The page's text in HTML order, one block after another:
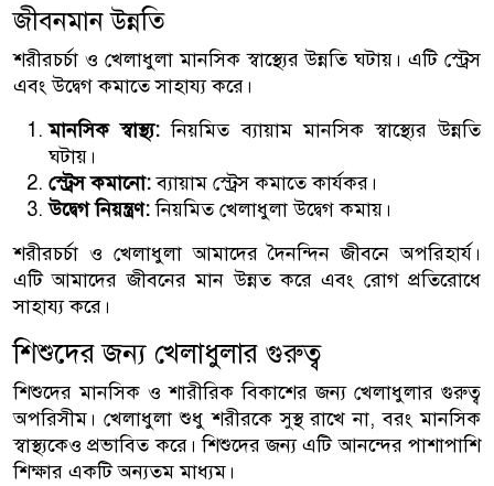
জীবনমান উন্নতি
শরীরচর্চা ও খেলাধুলা মানসিক স্বাস্থ্যের উন্নতি ঘটায়। এটি স্ট্রেস
এবং উদ্বেগ কমাতে সাহায্য করে।
মানসিক স্বাস্থ্য: নিয়মিত ব্যায়াম মানসিক স্বাস্থ্যের উন্নতি
ঘটায়।
স্ট্রেস কমানো:ব্যায়াম স্ট্রেস কমাতে কার্যকর।
উদ্বেগ নিয়ন্ত্রণ:নিয়মিত খেলাধুলা উদ্বেগ কমায়।
শরীরচর্চা ও খেলাধুলা আমাদের দৈনন্দিন জীবনে অপরিহার্য।
এটি আমাদের জীবনের মান উন্নত করে এবং রোগ প্রতিরোধে
সাহায্য করে।
শিশুদের জন্য খেলাধুলার গুরুত্ব
শিশুদের মানসিক ও শারীরিক বিকাশের জন্য খেলাধুলার গুরুত্ব
অপরিসীম। খেলাধুলা শুধু শরীরকে সুস্থ রাখে না, বরং মানসিক
স্বাস্থ্যকেও প্রভাবিত করে। শিশুদের জন্য এটি আনন্দের পাশাপাশি
শিক্ষার একটি অন্যতম মাধ্যম।